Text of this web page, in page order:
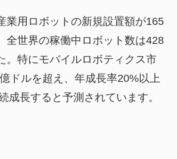
業用ロボットの新規設置額が165
全世界の稼働中ロボット数は428
。特にモバイルロボティクス市
ドルを超え、年成長率20%以上
成長すると予測されています。